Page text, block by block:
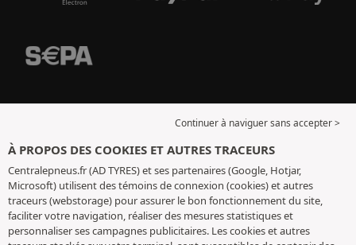
Continuer à naviguer sans accepter >
À PROPOS DES COOKIES ET AUTRES TRACEURS
Centralepneus.fr (AD TYRES) et ses partenaires (Google, Hotjar,
Microsoft) utilisent des témoins de connexion (cookies) et autres
traceurs (webstorage) pour assurer le bon fonctionnement du site,
faciliter votre navigation, réaliser des mesures statistiques et
personnaliser ses campagnes publicitaires. Les cookies et autres